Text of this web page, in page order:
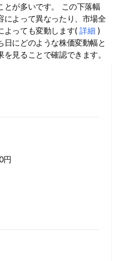
とが多いです。 この下落幅
によって異なったり、市場全
よっても変動します(詳細 )
にどのような株価変動幅と
見ることで確認できます。
円